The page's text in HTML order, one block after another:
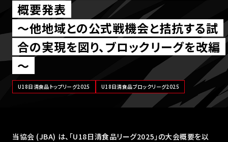
概要発表
～他地域との公式戦機会と拮抗する試
合の実現を図り、ブロックリーグを改編
～
U18日清食品トップリーグ2025 U18日清食品ブロックリーグ2025
当協会 (JBA) は、｢U18日清食品リーグ2025｣の大会概要を以